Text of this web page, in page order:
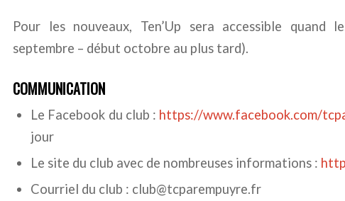
Pour les nouveaux, Ten’Up sera accessible quand
septembre – début octobre au plus tard).
COMMUNICATION
Le Facebook du club : https://www.facebook.com/
jour
Le site du club avec de nombreuses informations :
Courriel du club : club@tcparempuyre.fr